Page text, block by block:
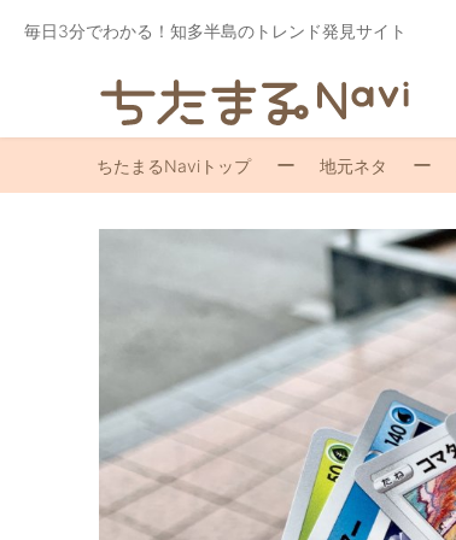
毎日3分でわかる！知多半島のトレンド発見サイト
ちたまるNaviトップ 地元ネタ